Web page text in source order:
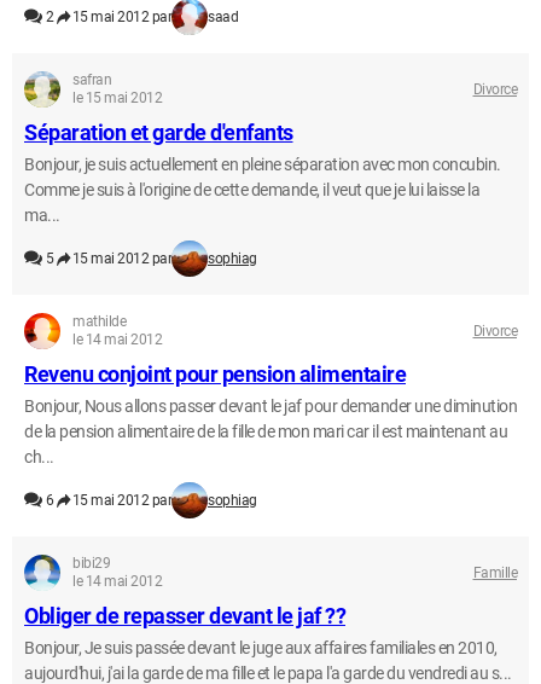
2 15 mai 2012 par saad
safran
le 15 mai 2012
Divorce
Séparation et garde d'enfants
Bonjour, je suis actuellement en pleine séparation avec mon concubin.
Comme je suis à l'origine de cette demande, il veut que je lui laisse la
ma...
5 15 mai 2012 par sophiag
mathilde
le 14 mai 2012
Divorce
Revenu conjoint pour pension alimentaire
Bonjour, Nous allons passer devant le jaf pour demander une diminution
de la pension alimentaire de la fille de mon mari car il est maintenant au
ch...
6 15 mai 2012 par sophiag
bibi29
le 14 mai 2012
Famille
Obliger de repasser devant le jaf ??
Bonjour, Je suis passée devant le juge aux affaires familiales en 2010,
aujourd'hui, j'ai la garde de ma fille et le papa l'a garde du vendredi au s...